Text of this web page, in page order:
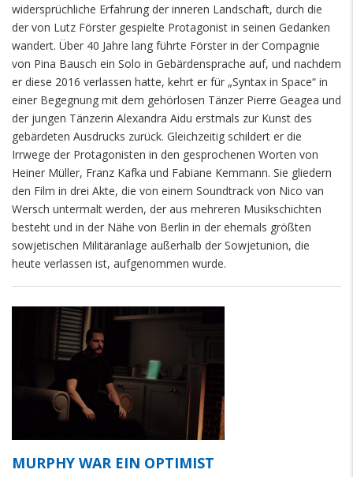
widersprüchliche Erfahrung der inneren Landschaft, durch die
der von Lutz Förster gespielte Protagonist in seinen Gedanken
wandert. Über 40 Jahre lang führte Förster in der Compagnie
von Pina Bausch ein Solo in Gebärdensprache auf, und nachdem
er diese 2016 verlassen hatte, kehrt er für „Syntax in Space“ in
einer Begegnung mit dem gehörlosen Tänzer Pierre Geagea und
der jungen Tänzerin Alexandra Aidu erstmals zur Kunst des
gebärdeten Ausdrucks zurück. Gleichzeitig schildert er die
Irrwege der Protagonisten in den gesprochenen Worten von
Heiner Müller, Franz Kafka und Fabiane Kemmann. Sie gliedern
den Film in drei Akte, die von einem Soundtrack von Nico van
Wersch untermalt werden, der aus mehreren Musikschichten
besteht und in der Nähe von Berlin in der ehemals größten
sowjetischen Militäranlage außerhalb der Sowjetunion, die
heute verlassen ist, aufgenommen wurde.
MURPHY WAR EIN OPTIMIST